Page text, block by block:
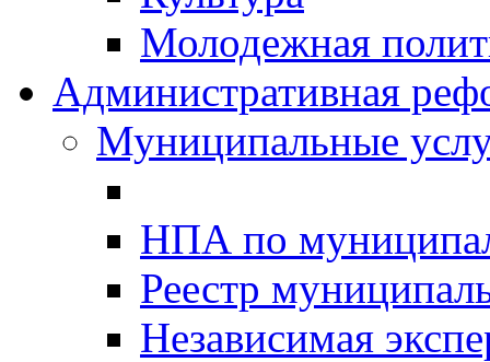
Молодежная
Административная
Муниципальные
НПА по
Реестр
Независимая